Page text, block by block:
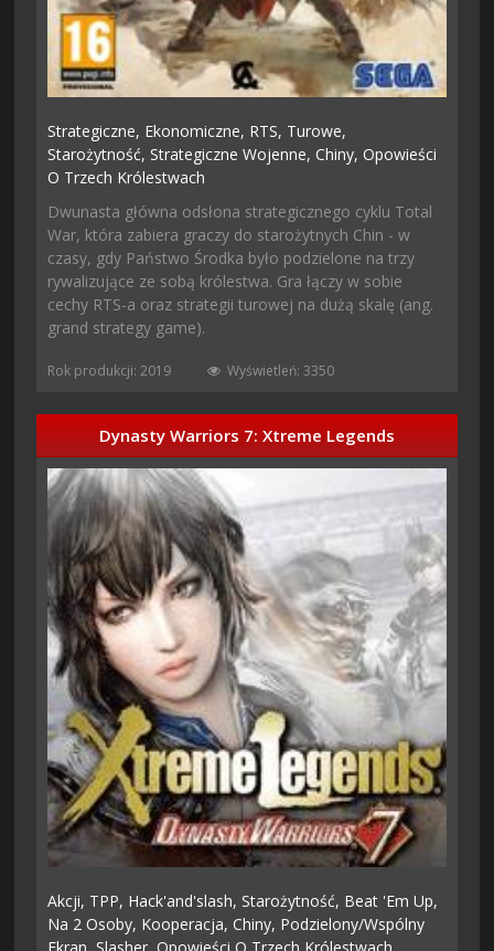
Strategiczne, Ekonomiczne, RTS, Turowe,
Starożytność,Strategiczne Wojenne,Chiny,Opowieści
O Trzech Królestwach
Dwunasta główna odsłona strategicznego cyklu Total
War, która zabiera graczy do starożytnych Chin - w
czasy, gdy Państwo Środka było podzielone na trzy
rywalizujące ze sobą królestwa. Gra łączy w sobie
cechy RTS-a oraz strategii turowej na dużą skalę (ang.
grand strategy game).
Rok produkcji: 2019 Wyświetleń: 3350
Dynasty Warriors 7: Xtreme Legends
Akcji, TPP, Hack'and'slash,Starożytność, Beat 'em Up,
Na 2 Osoby, Kooperacja,Chiny, Podzielony/wspólny
Ekran,Slasher,Opowieści O Trzech Królestwach